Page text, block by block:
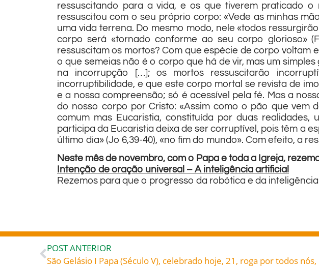
ressuscitando para a vida, e os que tiverem praticado o
ressuscitou com o seu próprio corpo: «Vede as minhas
uma vida terrena. Do mesmo modo, nele «todos
corpo será «tornado conforme ao seu corpo glorioso»
ressuscitam os mortos? Com que espécie de corpo voltam
o que semeias não é o corpo que há de vir, mas um
na incorrupção […]; os mortos ressuscitarão
incorruptibilidade, e que este corpo mortal se revista de
e a nossa compreensão; só é acessível pela fé. Mas a
do nosso corpo por Cristo: «Assim como o pão que vem
comum mas Eucaristia, constituída por duas
participa da Eucaristia deixa de ser corruptível, pois têm a
último dia» (Jo 6,39-40), «no fim do mundo». Com efeito, a
Neste mês de novembro, com o Papa e toda a Igreja,
Intenção de oração universal – A inteligência artificial
Rezemos para que o progresso da robótica e da
POST ANTERIOR